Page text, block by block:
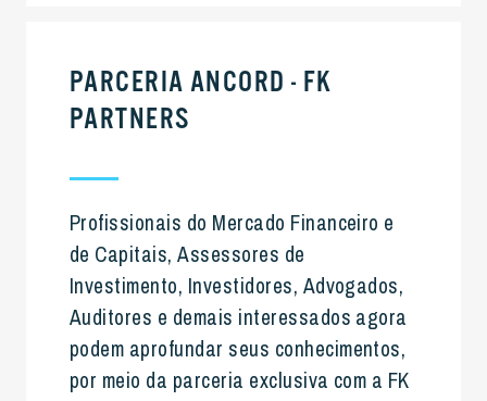
PARCERIA ANCORD - FK
PARTNERS
Profissionais do Mercado Financeiro e
de Capitais,Assessores de
Investimento, Investidores, Advogados,
Auditores e demais interessados agora
podem aprofundar seus conhecimentos,
por meio da parceria exclusiva com a FK